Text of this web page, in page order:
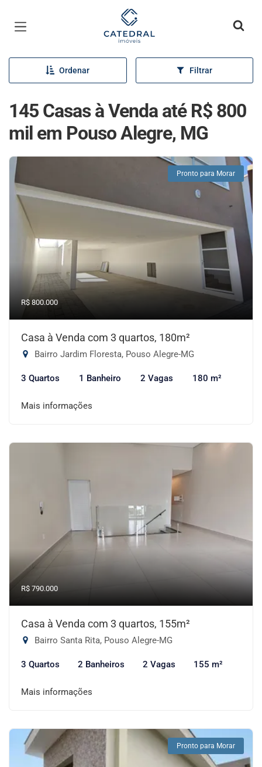
Página inicial
Ordenar Filtrar
145 Casas à Venda até R$ 800
mil em Pouso Alegre, MG
Pronto para Morar
R$ 800.000
Casa à Venda com 3 quartos, 180m²
Bairro Jardim Floresta, Pouso Alegre-MG
3 Quartos 1 Banheiro 2 Vagas 180 m²
Mais informações
R$ 790.000
Casa à Venda com 3 quartos, 155m²
Bairro Santa Rita, Pouso Alegre-MG
3 Quartos 2 Banheiros 2 Vagas 155 m²
Mais informações
Pronto para Morar